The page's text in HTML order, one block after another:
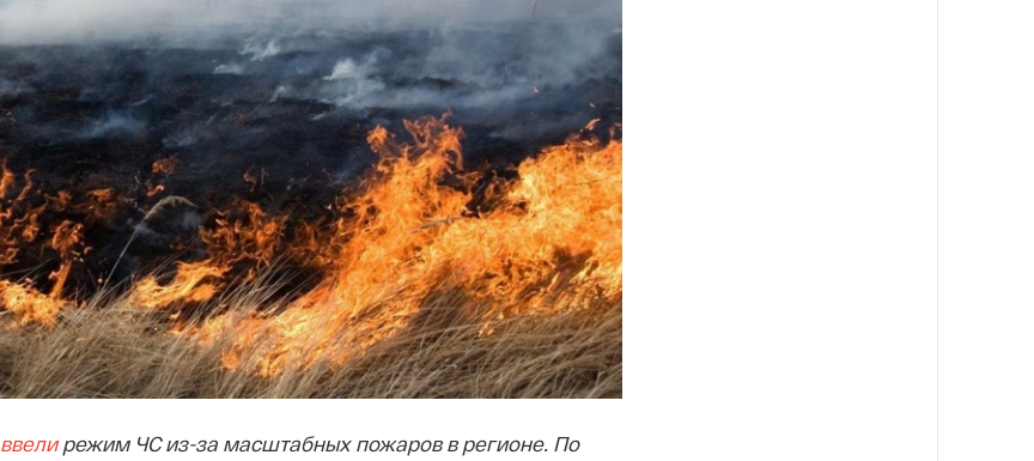
ввелирежим ЧС из-за масштабных пожаров в регионе. По